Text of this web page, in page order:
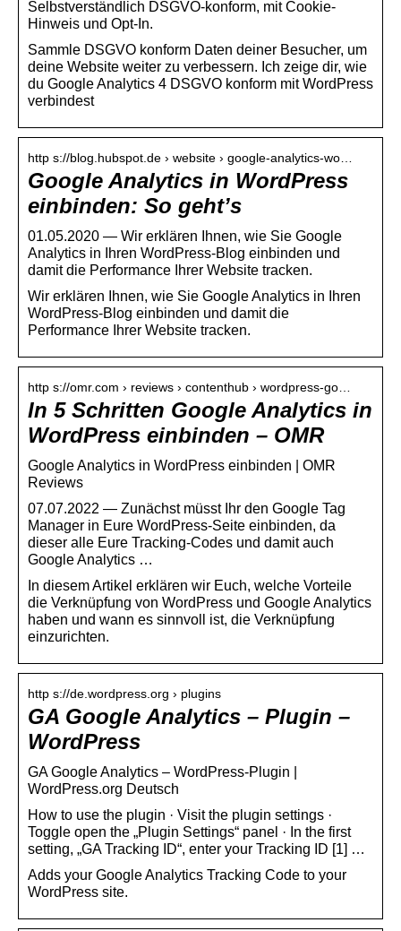
Selbstverständlich DSGVO-konform, mit Cookie-
Hinweis und Opt-In.
Sammle DSGVO konform Daten deiner Besucher, um
deine Website weiter zu verbessern. Ich zeige dir, wie
du Google Analytics 4 DSGVO konform mit WordPress
verbindest
http s://blog.hubspot.de › website › google-analytics-wo…
Google Analytics in WordPress
einbinden: So geht’s
01.05.2020 — Wir erklären Ihnen, wie Sie Google
Analytics in Ihren WordPress-Blog einbinden und
damit die Performance Ihrer Website tracken.
Wir erklären Ihnen, wie Sie Google Analytics in Ihren
WordPress-Blog einbinden und damit die
Performance Ihrer Website tracken.
http s://omr.com › reviews › contenthub › wordpress-go…
In 5 Schritten Google Analytics in
WordPress einbinden – OMR
Google Analytics in WordPress einbinden | OMR
Reviews
07.07.2022 — Zunächst müsst Ihr den Google Tag
Manager in Eure WordPress-Seite einbinden, da
dieser alle Eure Tracking-Codes und damit auch
Google Analytics …
In diesem Artikel erklären wir Euch, welche Vorteile
die Verknüpfung von WordPress und Google Analytics
haben und wann es sinnvoll ist, die Verknüpfung
einzurichten.
http s://de.wordpress.org › plugins
GA Google Analytics – Plugin –
WordPress
GA Google Analytics – WordPress-Plugin |
WordPress.org Deutsch
How to use the plugin · Visit the plugin settings ·
Toggle open the „Plugin Settings“ panel · In the first
setting, „GA Tracking ID“, enter your Tracking ID [1] …
Adds your Google Analytics Tracking Code to your
WordPress site.